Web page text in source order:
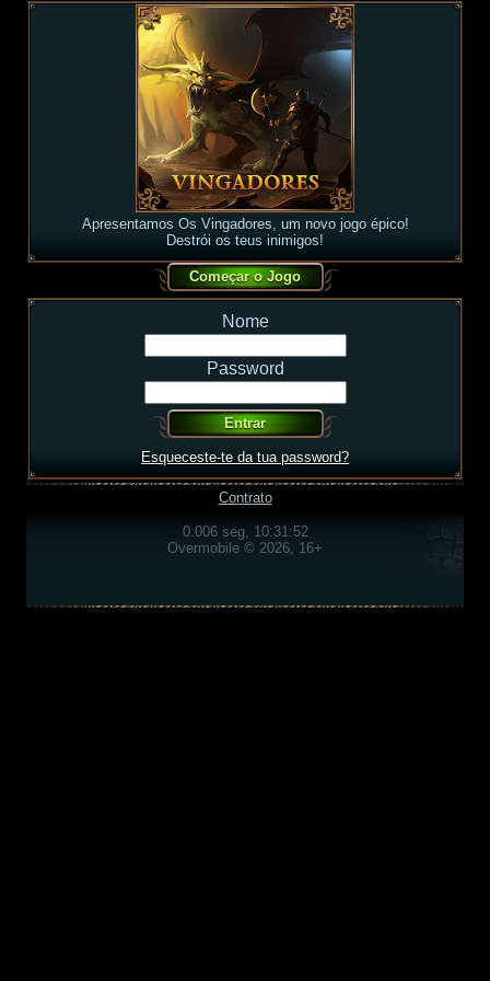
Apresentamos Os Vingadores, um novo jogo épico!
Destrói os teus inimigos!
Nome
Password
Esqueceste-te da tua password?
Contrato
0.006 seg, 10:31:52
Overmobile © 2026, 16+